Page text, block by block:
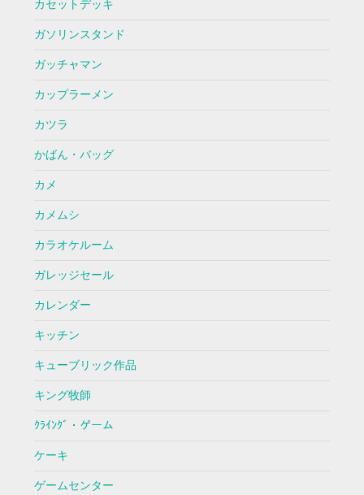
カセットデッキ
ガソリンスタンド
ガッチャマン
カップラーメン
カツラ
かばん・バッグ
カメ
カメムシ
カラオケルーム
ガレッジセール
カレンダー
キッチン
キューブリック作品
キング牧師
ｸﾗｲﾝｸﾞ・ゲーム
ケーキ
ゲームセンター